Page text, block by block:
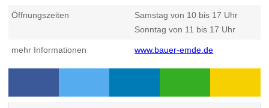
Öffnungszeiten
Samstag von 10 bis 17 Uhr
Sonntag von 11 bis 17 Uhr
mehr Informationen www.bauer-emde.de